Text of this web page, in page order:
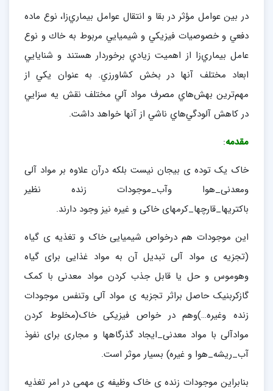
در بين عوامل مؤثر در بقا و انتقال عوامل بيماري‌زا، نوع ماده
دفعي و خصوصيات فيزيكي و شيميايي مربوط به خاك و نوع
عامل بيماري‌زا از اهميت زيادي برخوردار هستند و شنايايي
ابعاد مختلف آنها در بخش كشاورزي. به عنوان يكي از
مهم‌ترين بهش‌هاي مصرف مواد آلي مختلف نقش يه سزايي
در كاهش آلودگي‌هاي ناشي از آنها خواهد داشت.
مقدمه:
خاک یک توده ی بیجان نیست بلکه درآن علاوه بر مواد آلی
ومعدنی_هوا وآب_موجودات زنده نظیر
باکتریها_قارچها_کرمهای خاکی و غیره نیز وجود دارند.
این موجودات هم درخواص شیمیایی خاک و تغذیه ی گیاه
(تجزیه ی مواد آلی تبدیل آن به مواد غذایی برای گیاه
وهوموس و حل یا قابل جذب کردن مواد معدنی با کمک
گازکربنیک حاصل براثر تجزیه ی مواد آلی وتنفس موجودات
زنده وغیره…)وهم در خواص فیزیکی خاک(مخلوط کردن
موادآلی با مواد معدنی_ایجاد گذرگاهها و مجاری برای نفوذ
آب_ریشه_هوا و غیره) بسیار موثر است.
بنابراین موجودات زنده ی خاک وظیفه ی مهمی در امر تغذیه